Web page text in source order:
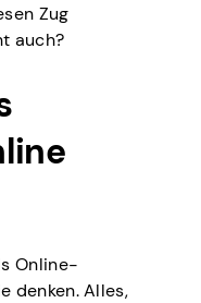
Zug
auch?
Online-
denken. Alles,